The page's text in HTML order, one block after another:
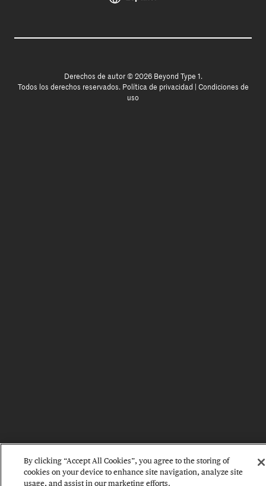
Derechos de autor © 2026 Beyond Type 1.
Todos los derechos reservados. Política de privacidad
Condiciones de
uso
By clicking “Accept All Cookies”, you agree to the storing of
cookies on your device to enhance site navigation, analyze site
usage, and assist in our marketing efforts.